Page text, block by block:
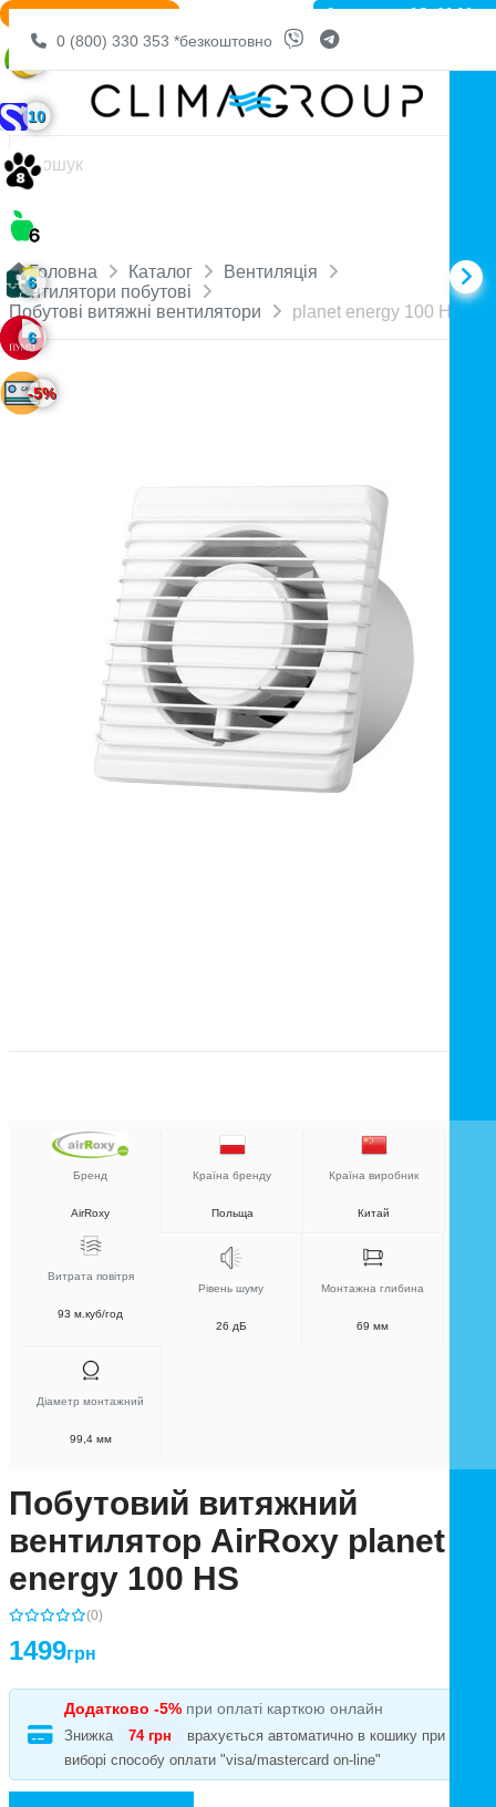
0 (800) 330 353 *безкоштовно
Головна Каталог
Вентиляція
Вентилятори побутові
Побутові витяжні вентилятори
planet energy 100 HS
Артикул: 10-4141
ВІДПРАВИМО СЬОГОДНІ
10
6
6
-5%
Бренд
AirRoxy
Країна бренду
Польща
Країна виробник
Китай
Витрата повітря
93 м.куб/год
Рівень шуму
26 дБ
Монтажна глибина
69 мм
Діаметр монтажний
99,4 мм
Побутовий витяжний
вентилятор AirRoxy planet
energy 100 HS
(0)
1499грн
Додатково -5% при оплаті карткою онлайн
Знижка 74 грн
врахується автоматично в кошику при
виборі способу оплати "visa/mastercard on-line"